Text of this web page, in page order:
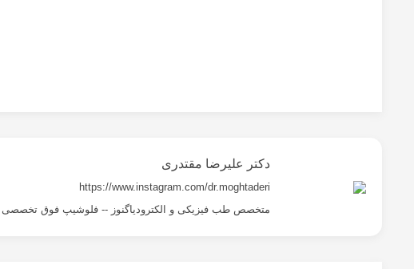
دکتر علیرضا مقتدری
https://www.instagram.com/dr.moghtaderi
متخصص طب فیزیکی و الکترودیاگنوز -- فلوشیپ فوق تخصصی